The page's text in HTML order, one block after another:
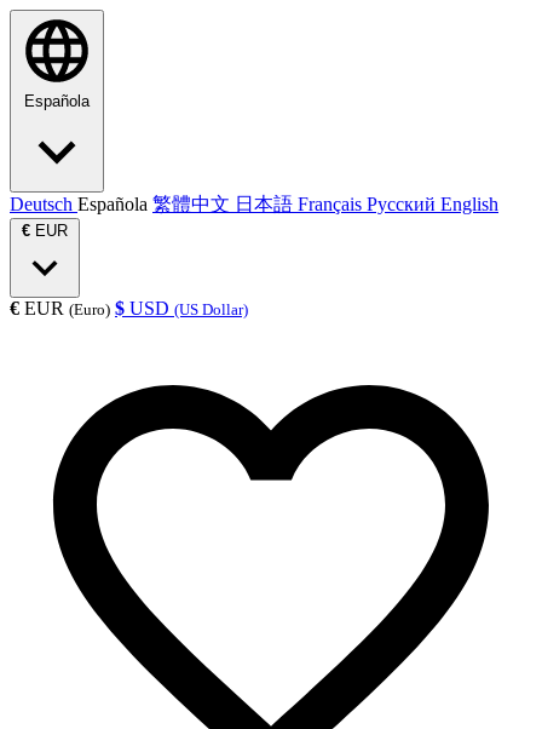
Española
Deutsch Española 繁體中文 日本語 Français Русский English
€ EUR
€ EUR (Euro) $ USD (US Dollar)